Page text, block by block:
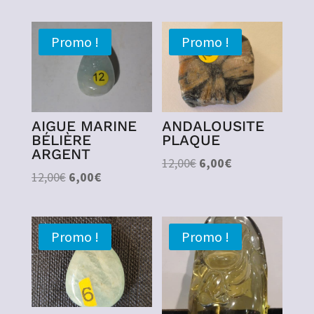
Promo !
AIGUE MARINE
BÉLIÈRE
ARGENT
12,00€ Le
initial
était :
12,00€.
6,00€Le
actuel
est :
6,00€.
Promo !
ANDALOUSITE
PLAQUE
12,00€ Le
était :
12,00€.
6,00€Le
est :
6,00€.
Promo ! Promo !